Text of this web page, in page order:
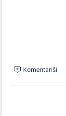
Komentariši